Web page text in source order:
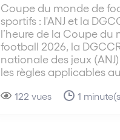
Coupe du monde de
sportifs : l'ANJ et la
l’heure de la Coupe du
football 2026, la
nationale des jeux
les règles applicables
122 vues 1